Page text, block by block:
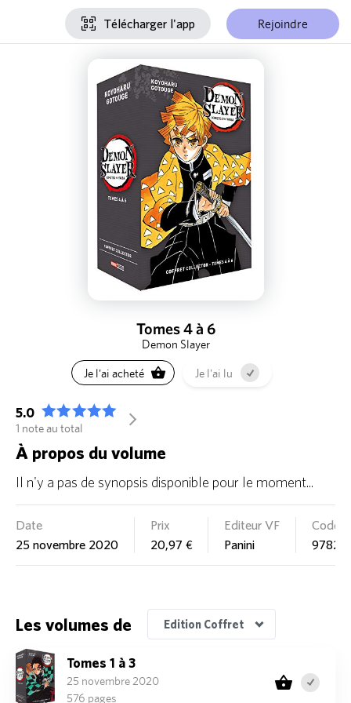
Télécharger l'app Rejoindre
Tomes 4 à 6
Demon Slayer
Je l'ai acheté Je l'ai lu
5.0
1 note au total
arrow_forward_ios
À propos du volume
Il n'y a pas de synopsis disponible pour le moment...
Date
25 novembre 2020
Prix
20,97 €
Editeur VF
Panini
Code
Les volumes de Edition Coffret
Tomes 1 à 3
25 novembre 2020
576 pages